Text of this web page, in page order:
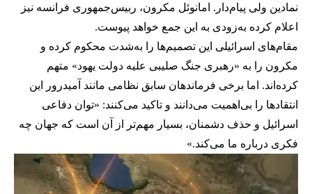
نمادین ولی پیام‌دار. امانوئل مکرون، ربیس‌جمهوری فرانسه نیز
اعلام کرده به‌زودی به این جمع خواهد پیوست.
مقام‌های اسرائیلی این تصمیم‌ها را به‌شدت محکوم کرده و
مکرون را به «رهبری جنگ صلیبی علیه دولت یهود» متهم
کرده‌اند. اما برخی فرماندهان سابق نظامی مانند آمیدرور این
انتقادها را بی‌اهمیت می‌دانند و تاکید می‌کنند: «توان دفاعی
اسرائیل و حذف دشمنان، بسیار مهم‌تر از آن است که جهان چه
فکری درباره ما می‌کند.»